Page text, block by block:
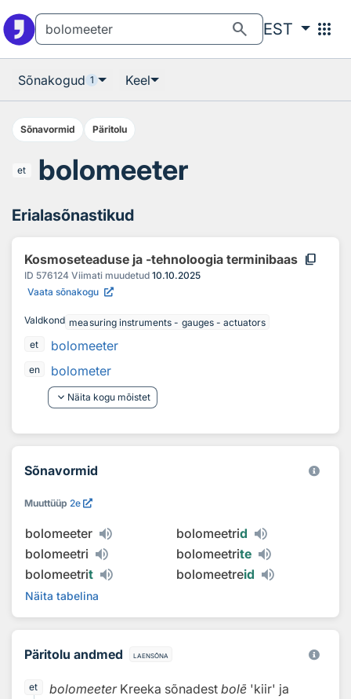
search EST apps
Sõnakogud 1 Keel
Sõnavormid Päritolu
et bolomeeter
Erialasõnastikud
Kosmoseteaduse ja -tehnoloogia terminibaas content_copy
ID 576124 Viimati muudetud 10.10.2025
Vaata sõnakogu
Valdkond measuring instruments - gauges - actuators
et
bolomeeter
en
bolometer
keyboard_arrow_down Näita kogu mõistet
Sõnavormid
Muuttüüp 2e
bolomeeter bolomeetrid
bolomeetri
bolomeetrite
bolomeetrit bolomeetreid
Näita tabelina
Päritolu andmed laensõna
et bolomeeter Kreeka sõnadest bolē'kiir' ja